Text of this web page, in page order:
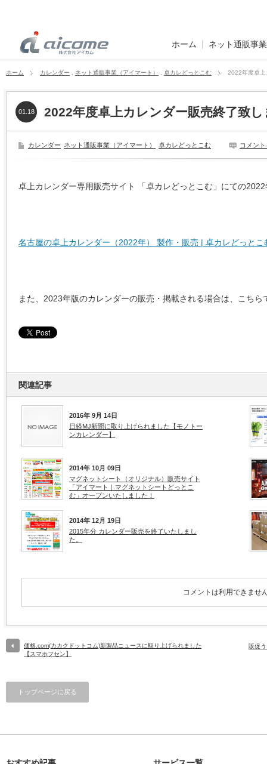
ホーム ネット通販事
ホーム カレンダー ネット通販事業（アイマート） 卓カレどっとこむ 2022年度卓上
2022年度卓上カレンダー販売終了致
01.18
カレンダー ネット通販事業（アイマート） 卓カレどっとこむ コメン
卓上カレンダー専用販売サイト 「卓カレどっとこむ」にての
名古屋の卓上カレンダー（2022年） 製作・販売 | 卓カレどっとこ
また、2023年版のカレンダーの販売・掲載される場合は、こち
関連記事
2016年 9月 14日
日経MJ新聞に取り上げられました【モノトー
ンカレンダー】
2014年 10月 09日
マグネットシート（オリジナル）販売サイト
「アイマート｜マグネットシートどっとこ
む」オープンいたしました！
2014年 12月 19日
2015年分 カレンダー販売を終了いたしまし
た。
コメントは利用できませ
価格.com(カカクドットコム)新製品ニュースに取り上げられました
【スマホフセン】
販促
トップページに戻る